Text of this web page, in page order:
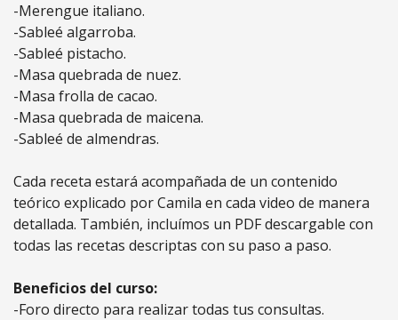
-Merengue italiano.
-Sableé algarroba.
-Sableé pistacho.
-Masa quebrada de nuez.
-Masa frolla de cacao.
-Masa quebrada de maicena.
-Sableé de almendras.
Cada receta estará acompañada de un contenido
teórico explicado por Camila en cada video de manera
detallada. También, incluímos un PDF descargable con
todas las recetas descriptas con su paso a paso.
Beneficios del curso:
-Foro directo para realizar todas tus consultas.